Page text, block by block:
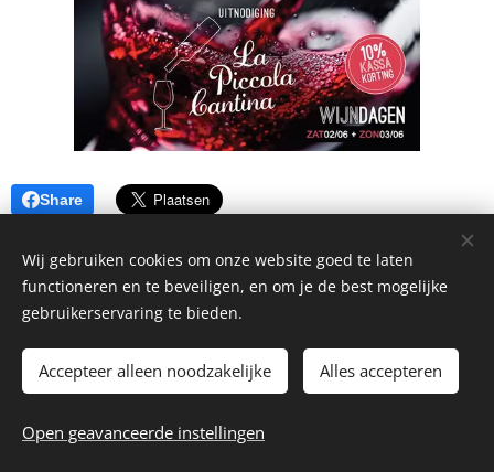
Share
© 2026 La Piccola Cantina
Website bydry.media
Wij gebruiken cookies om onze website goed te laten
functioneren en te beveiligen, en om je de best mogelijke
gebruikerservaring te bieden.
Accepteer alleen noodzakelijke Alles accepteren
Open geavanceerde instellingen